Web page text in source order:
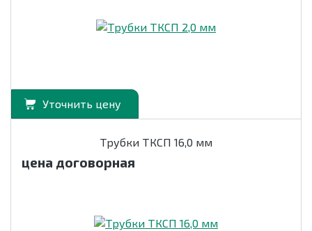
Уточнить цену
Трубки ТКСП 16,0 мм
цена договорная